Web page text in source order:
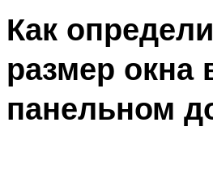
Как
размер окна
панельном